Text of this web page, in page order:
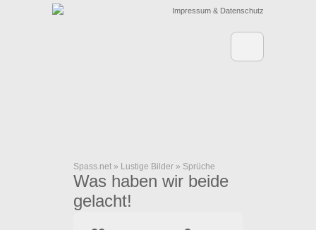
Impressum & Datenschutz
Spass.net » Lustige Bilder » Sprüche
Was haben wir beide
gelacht!